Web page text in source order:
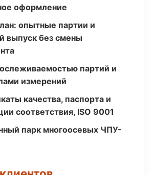
оформление
опытные партии и
выпуск без смены
партий и
измерений
качества, паспорта и
соответствия, ISO 9001
парк многоосевых ЧПУ-